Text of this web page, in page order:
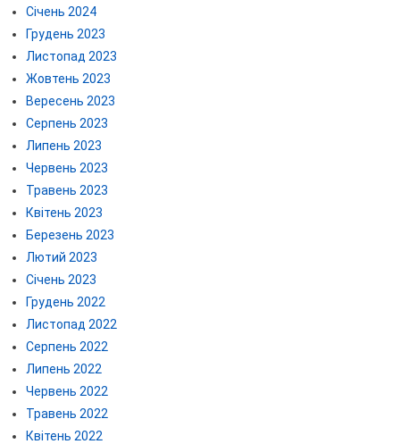
Січень 2024
Грудень 2023
Листопад 2023
Жовтень 2023
Вересень 2023
Серпень 2023
Липень 2023
Червень 2023
Травень 2023
Квітень 2023
Березень 2023
Лютий 2023
Січень 2023
Грудень 2022
Листопад 2022
Серпень 2022
Липень 2022
Червень 2022
Травень 2022
Квітень 2022